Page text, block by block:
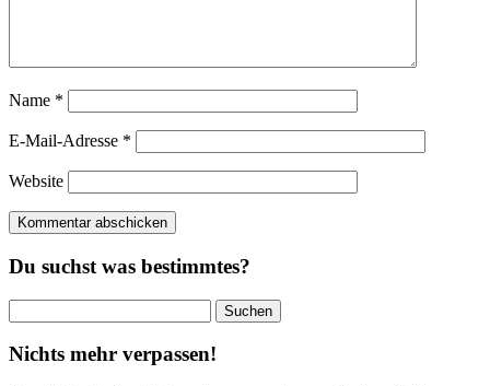
Name *
E-Mail-Adresse *
Website
Du suchst was bestimmtes?
nach:
Nichts mehr verpassen!